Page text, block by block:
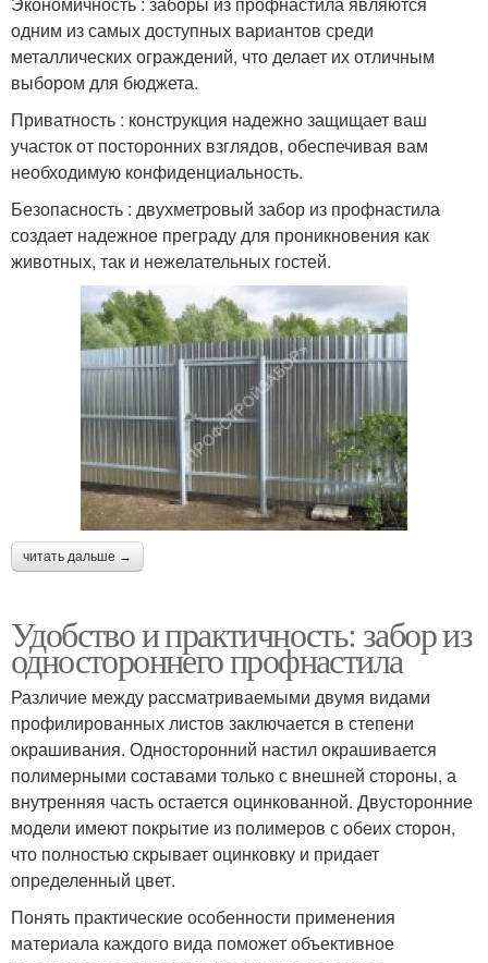
одним из самых доступных вариантов среди
металлических ограждений, что делает их отличным
выбором для бюджета.
Приватность : конструкция надежно защищает ваш
участок от посторонних взглядов, обеспечивая вам
необходимую конфиденциальность.
Безопасность : двухметровый забор из профнастила
создает надежное преграду для проникновения как
животных, так и нежелательных гостей.
читать дальше →
Удобство и практичность: забор из
одностороннего профнастила
Различие между рассматриваемыми двумя видами
профилированных листов заключается в степени
окрашивания. Односторонний настил окрашивается
полимерными составами только с внешней стороны, а
внутренняя часть остается оцинкованной. Двусторонние
модели имеют покрытие из полимеров с обеих сторон,
что полностью скрывает оцинковку и придает
определенный цвет.
Понять практические особенности применения
материала каждого вида поможет объективное